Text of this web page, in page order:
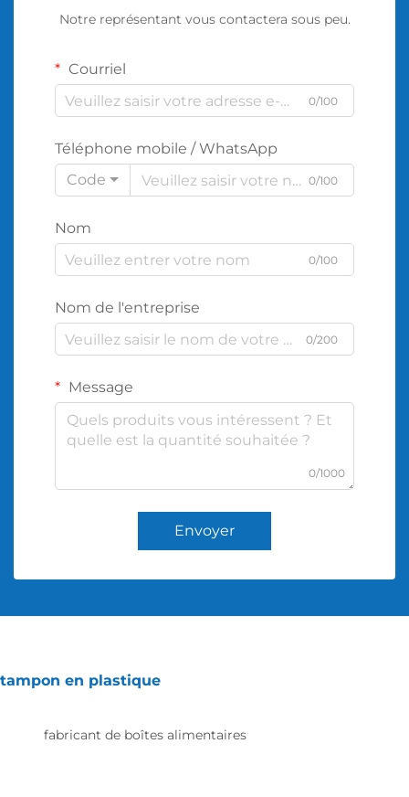
Notre représentant vous contactera sous peu.
Courriel
0/100
Téléphone mobile / WhatsApp
Code
0/100
Nom
0/100
Nom de l'entreprise
0/200
Message
0/1000
Envoyer
tampon en plastique
fabricant de boîtes alimentaires